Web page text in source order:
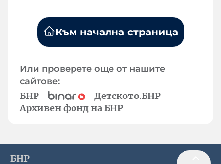
Към начална страница
Или проверете още от нашите
сайтове:
БНР
Детското.БНР
Архивен фонд на БНР
БНР